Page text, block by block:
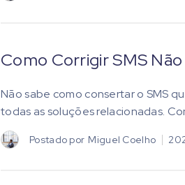
Como Corrigir SMS
Não sabe como consertar o SMS
todas as soluções relacionadas.
Postado por Miguel Coelho